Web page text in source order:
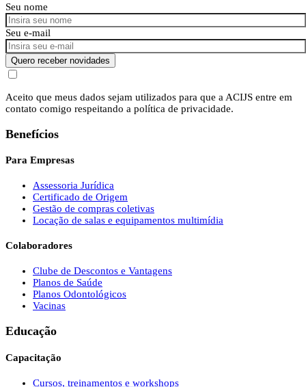
Seu nome
Seu e-mail
Quero receber novidades
Aceito que meus dados sejam utilizados para que a ACIJS entre em
contato comigo respeitando a política de privacidade.
Benefícios
Para Empresas
Assessoria Jurídica
Certificado de Origem
Gestão de compras coletivas
Locação de salas e equipamentos multimídia
Colaboradores
Clube de Descontos e Vantagens
Planos de Saúde
Planos Odontológicos
Vacinas
Educação
Capacitação
Cursos, treinamentos e workshops